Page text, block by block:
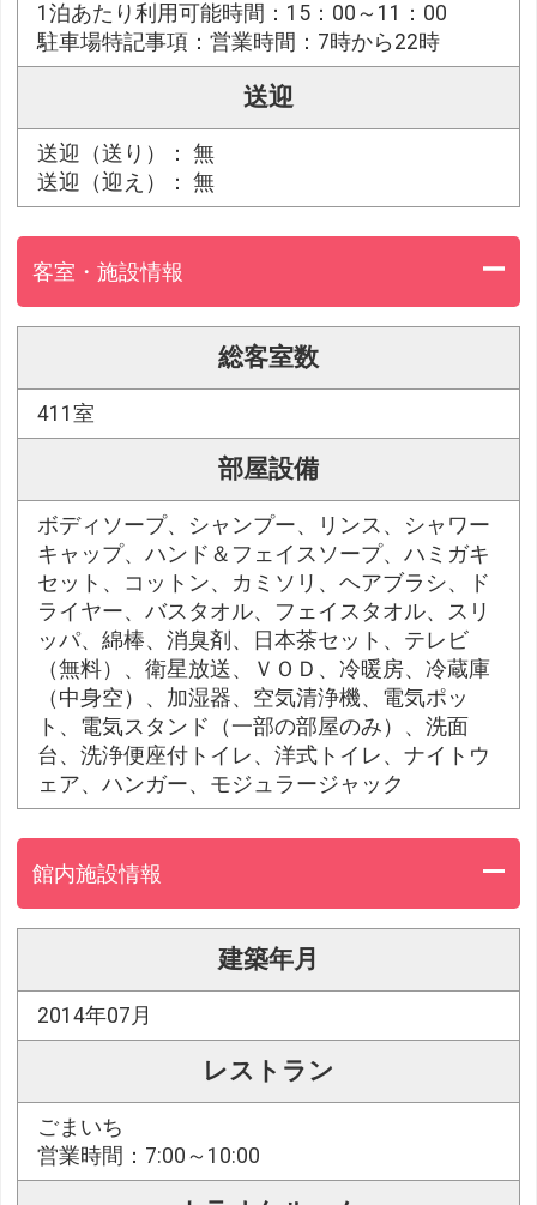
1泊あたり利用可能時間：15：00～11：00
駐車場特記事項：営業時間：7時から22時
送迎
送迎（送り）： 無
送迎（迎え）： 無
客室・施設情報
総客室数
411室
部屋設備
ボディソープ、シャンプー、リンス、シャワー
キャップ、ハンド＆フェイスソープ、ハミガキ
セット、コットン、カミソリ、ヘアブラシ、ド
ライヤー、バスタオル、フェイスタオル、スリ
ッパ、綿棒、消臭剤、日本茶セット、テレビ
（無料）、衛星放送、ＶＯＤ、冷暖房、冷蔵庫
（中身空）、加湿器、空気清浄機、電気ポッ
ト、電気スタンド（一部の部屋のみ）、洗面
台、洗浄便座付トイレ、洋式トイレ、ナイトウ
ェア、ハンガー、モジュラージャック
館内施設情報
建築年月
2014年07月
レストラン
ごまいち
営業時間：7:00～10:00